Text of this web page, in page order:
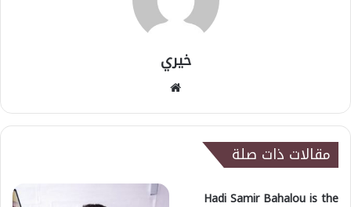
خيري
مقالات ذات صلة
Hadi Samir Bahalou is the